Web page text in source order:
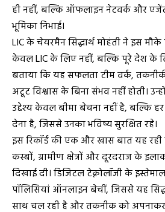
ही नहीं, बल्कि ऑफलाइन नेटवर्क और
भूमिका निभाई।
LIC के चेयरमैन सिद्धार्थ मोहंती ने इस मौके
केवल LIC के लिए नहीं, बल्कि पूरे देश के
बताया कि यह सफलता टीम वर्क,
अटूट विश्वास के बिना संभव नहीं होती।
उद्देश्य केवल बीमा बेचना नहीं है, बल्कि
देना है, जिससे उनका भविष्य सुरक्षित रहे।
इस रिकॉर्ड की एक और खास बात यह
कस्बों, ग्रामीण क्षेत्रों और दूरदराज के
दिखाई दी। डिजिटल टेक्नोलॉजी के
पॉलिसियां ऑनलाइन बेचीं, जिससे यह
साथ चल रही है और तकनीक को